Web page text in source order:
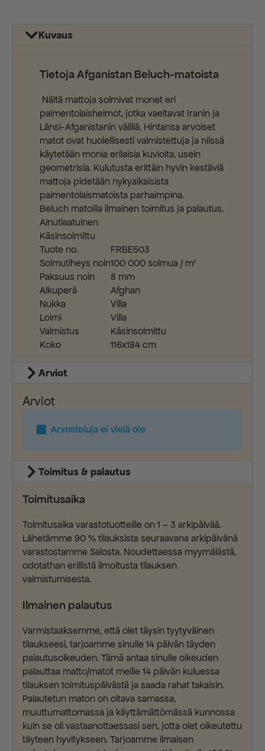
Kuvaus
Tietoja Afganistan Beluch-matoista
Näitä mattoja solmivat monet eri
paimentolaisheimot, jotka vaeltavat Iranin ja
Länsi-Afganistanin välillä. Hintansa arvoiset
matot ovat huolellisesti valmistettuja ja niissä
käytetään monia erilaisia kuvioita, usein
geometrisia. Kulutusta erittäin hyvin kestäviä
mattoja pidetään nykyaikaisista
paimentolaismatoista parhaimpina.
Beluch matoilla ilmainen toimitus ja palautus.
Ainutlaatuinen
Käsinsolmittu
Tuote no.
FRBE503
Solmutiheys noin100 000 solmua / m²
Paksuus noin
8 mm
Alkuperä
Afghan
Nukka
Villa
Loimi
Villa
Valmistus
Käsinsolmittu
Koko
116x184 cm
Arviot
Arviot
Arvosteluja ei vielä ole
Toimitus & palautus
Toimitusaika
Toimitusaika varastotuotteille on 1 – 3 arkipäivää.
Lähetämme 90 % tilauksista seuraavana arkipäivänä
varastostamme Salosta. Noudettaessa myymälästä,
odotathan erillistä ilmoitusta tilauksen
valmistumisesta.
Ilmainen palautus
Varmistaaksemme, että olet täysin tyytyväinen
tilaukseesi, tarjoamme sinulle 14 päivän täyden
palautusoikeuden. Tämä antaa sinulle oikeuden
palauttaa matto/matot meille 14 päivän kuluessa
tilauksen toimituspäivästä ja saada rahat takaisin.
Palautetun maton on oltava samassa,
muuttumattomassa ja käyttämättömässä kunnossa
kuin se oli vastaanottaessasi sen, jotta olet oikeutettu
täyteen hyvitykseen. Tarjoamme ilmaisen